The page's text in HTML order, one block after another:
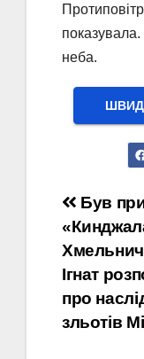
неба.
Був
Ігнат
про
зльотів